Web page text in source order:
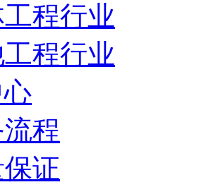
程行业
程行业
程
证